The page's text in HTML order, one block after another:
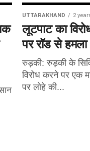
UTTARAKHAND 2
लूटपाट का
पर रॉड से हमला
रुड़की: रुड़की के
विरोध करने पर एक
पर लोहे की...